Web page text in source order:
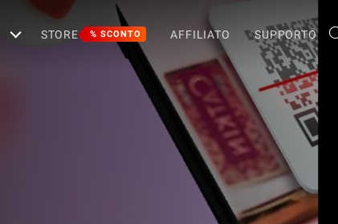
STORE % SCONTO AFFILIATO SUPPORTO